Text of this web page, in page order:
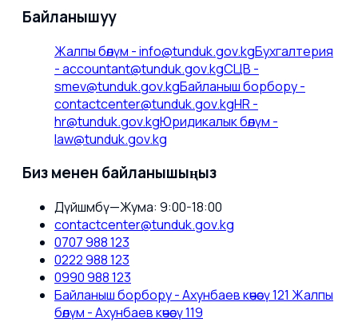
Байланышуу
Жалпы бөлүм -info@tunduk.gov.kgБухгалтерия
-accountant@tunduk.gov.kgСЦВ -
smev@tunduk.gov.kgБайланыш борбору-
contactcenter@tunduk.gov.kgHR-
hr@tunduk.gov.kgЮридикалык бөлүм -
law@tunduk.gov.kg
Биз менен байланышыңыз
Дүйшөмбү—Жума: 9:00-18:00
contactcenter@tunduk.gov.kg
0707 988 123
0222 988 123
0990 988 123
Байланыш борбору - Ахунбаев көчөсү 121 Жалпы
бөлүм - Ахунбаев көчөсү 119